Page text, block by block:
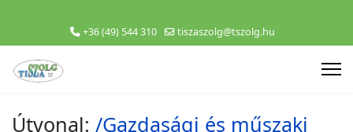
+36 (49) 544 310 tiszaszolg@tszolg.hu
Útvonal: /Gazdasági és műszaki